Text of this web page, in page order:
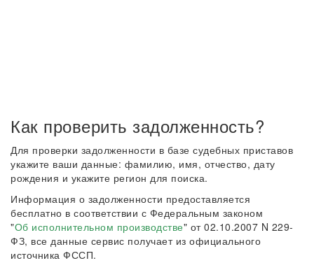
Как проверить задолженность?
Для проверки задолженности в базе судебных приставов
укажите ваши данные: фамилию, имя, отчество, дату
рождения и укажите регион для поиска.
Информация о задолженности предоставляется
бесплатно в соответствии с Федеральным законом
"Об исполнительном производстве" от 02.10.2007 N 229-
ФЗ, все данные сервис получает из официального
источника ФССП.